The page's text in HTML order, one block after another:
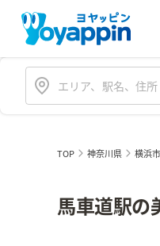
TOP 神奈川県 横浜市
馬車道駅の